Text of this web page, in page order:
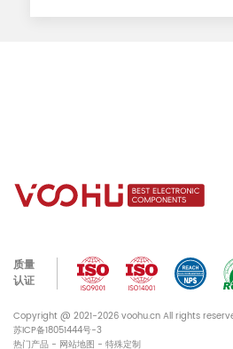
质量
认证
Copyright @ 2021-2026 voohu.cn All rights
苏ICP备18051444号-3
热门产品 - 网站地图 - 特殊定制